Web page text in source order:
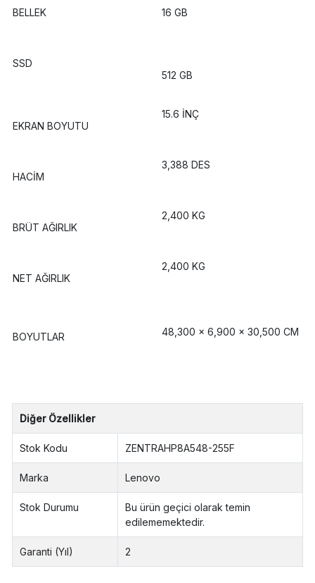
BELLEK 16 GB
SSD
512 GB
EKRAN BOYUTU
15.6 İNÇ
HACİM
3,388 DES
BRÜT AĞIRLIK
2,400 KG
NET AĞIRLIK
2,400 KG
BOYUTLAR 48,300 x 6,900 x 30,500 CM
Diğer Özellikler
Stok Kodu ZENTRAHP8A548-255F
Marka Lenovo
Stok Durumu
Bu ürün geçici olarak temin
edilememektedir.
Garanti (Yıl) 2